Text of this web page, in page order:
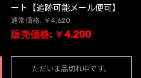
ート【追跡可能メール便可】
通常価格: ￥4,620
販売価格: ￥4,200
ただいま品切れ中です。